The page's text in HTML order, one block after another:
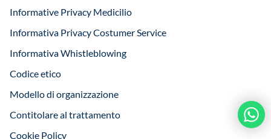
Informative Privacy Medicilio
Informativa Privacy Costumer Service
Informativa Whistleblowing
Codice etico
Modello di organizzazione
Contitolare al trattamento
Cookie Policy